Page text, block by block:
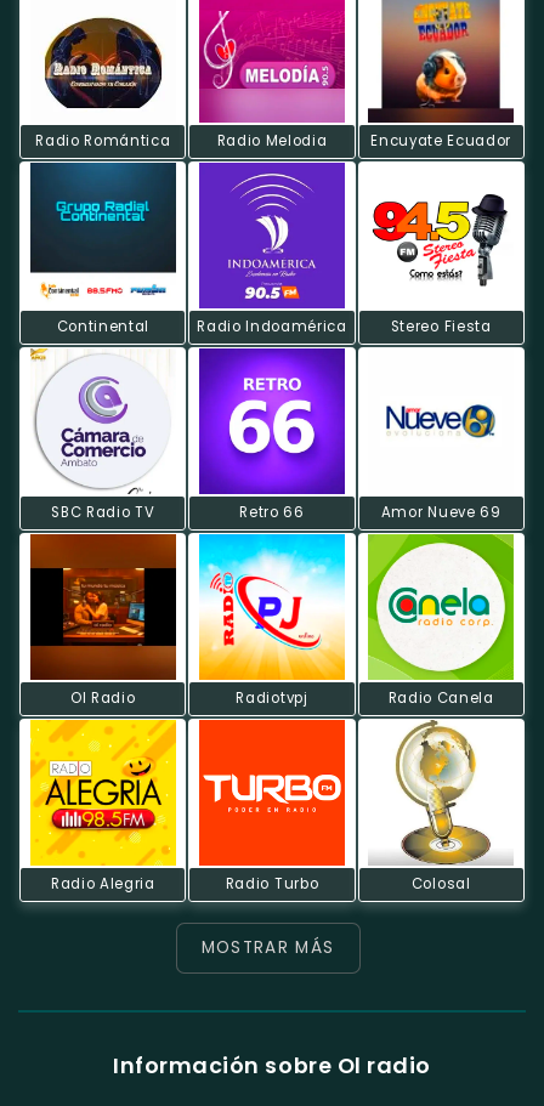
Radio Romántica Radio Melodia Encuyate Ecuador
Continental Radio Indoamérica Stereo Fiesta
SBC Radio TV Retro 66 Amor Nueve 69
Ol Radio Radiotvpj Radio Canela
Radio Alegria Radio Turbo Colosal
MOSTRAR MÁS
Información sobre Ol radio